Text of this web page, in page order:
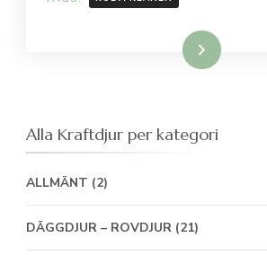
Läs mer…
Alla Kraftdjur per kategori
ALLMÄNT (2)
DÄGGDJUR – ROVDJUR (21)